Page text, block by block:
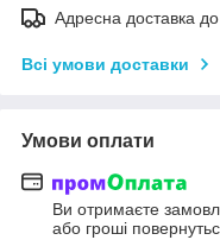
Адресна доставка до
Всі умови доставки
Умови оплати
Ви отримаєте
або гроші